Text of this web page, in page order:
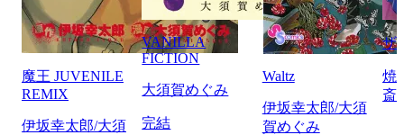
魔王 JUVENILE
REMIX
伊坂幸太郎/大須
VANILLA
FICTION
大須賀めぐみ
完結
Waltz
伊坂幸太郎/大須
賀めぐみ
ザ
焼
斎